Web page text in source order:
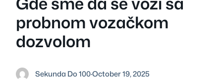
probnom vozačkom
dozvolom
Sekunda Do 100·October 19, 2025